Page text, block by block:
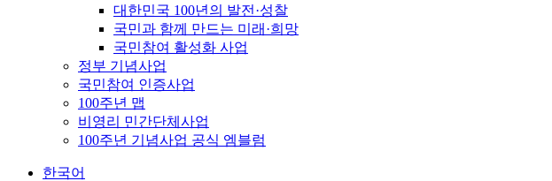
대한민국 100년의 발전·성찰
국민과 함께 만드는 미래·희망
국민참여 활성화 사업
정부 기념사업
국민참여 인증사업
100주년 맵
비영리 민간단체사업
100주년 기념사업 공식 엠블럼
한국어